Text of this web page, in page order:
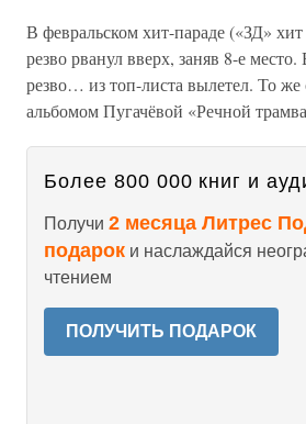
В февральском хит-параде («ЗД»
резво рванул вверх, заняв 8-е
резво… из топ-листа вылетел. То
альбомом Пугачёвой «Речной
Более 800 000 книг и
Получи 2 месяца Литрес
подарок и наслаждайся
чтением
ПОЛУЧИТЬ ПОДАРОК